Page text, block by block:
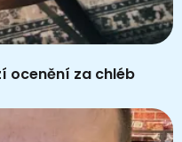
ocenění za chléb